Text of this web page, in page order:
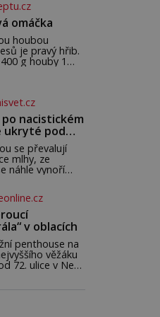
z potoků a
má moc přinést
života pozitivní
vaši
těchto
zdrojů v magii
omáčka
houbou
je pravý hřib.
5 kuliček
petrželka ne
nacistickém
ukryté pod
německého
se převalují
mlhy, ze
náhle vynoří
posádku.
po zuby
v černých
a na straně
těla
v chatrných
hadrech. Co
scéna
v oblacích
penthouse na
věžáku
72. ulice v New